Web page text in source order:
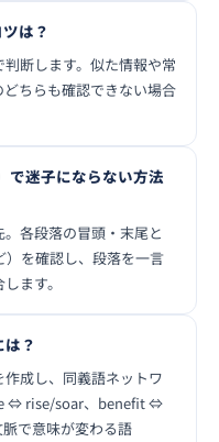
は？
判断します。似た情報や常
ちらも確認できない場合
迷子にならない方法
各段落の冒頭・末尾と
を確認し、段落を一言
ます。
？
成し、同義語ネットワ
⇔ rise/soar、benefit ⇔
で意味が変わる語